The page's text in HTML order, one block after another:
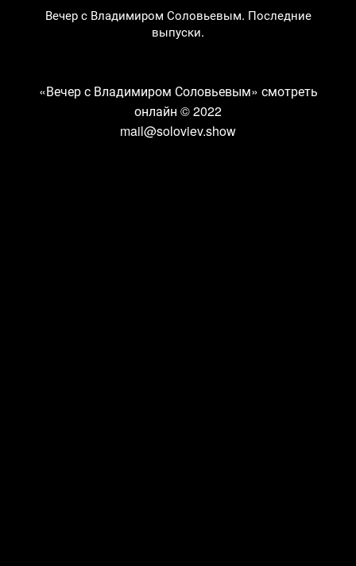
Вечер с Владимиром Соловьевым. Последние
выпуски.
«Вечер с Владимиром Соловьевым» смотреть
онлайн © 2022
mail@soloviev.show